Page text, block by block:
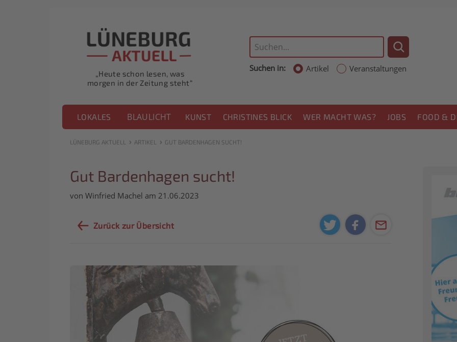
„Heute schon lesen, was
morgen in der Zeitung steht“
Suchen in: Artikel Veranstaltungen
LOKALES BLAULICHT KUNST CHRISTINES BLICK WER MACHT WAS? JOBS FOOD &
LÜNEBURG AKTUELL › ARTIKEL › GUT BARDENHAGEN SUCHT!
Gut Bardenhagen sucht!
von Winfried Machel am 21.06.2023
Zurück zur Übersicht